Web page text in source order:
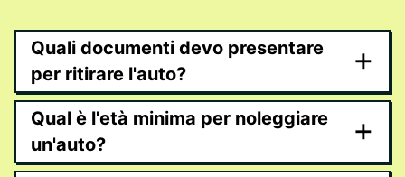
Quali documenti devo presentare
per ritirare l'auto?
+
Qual è l'età minima per noleggiare
un'auto?
+